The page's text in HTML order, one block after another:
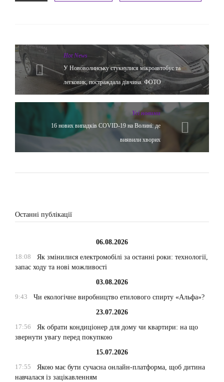
Hot News
У Нововолинську стукнулися мікроавтобус та
легковик, постраждала дівчина. ФОТО
Yсі новини
16 нових випадків COVID-19 на Волині: де
виявили хворих
Останні публікації
06.08.2026
18:08
Як змінилися електромобілі за останні роки: технології,
запас ходу та нові можливості
03.08.2026
9:43
Чи екологічне виробництво етилового спирту «Альфа»?
23.07.2026
17:56
Як обрати кондиціонер для дому чи квартири: на що
звернути увагу перед покупкою
15.07.2026
17:55
Якою має бути сучасна онлайн-платформа, щоб дитина
навчалася із зацікавленням